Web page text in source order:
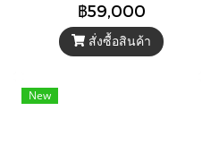
แกะสลักลายบนวงกบ
฿59,000
สั่งซื้อสินค้า
New